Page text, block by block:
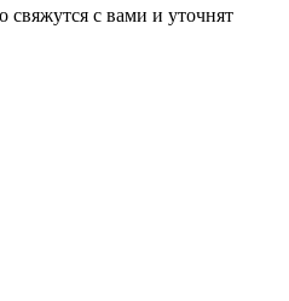
с вами и уточнят